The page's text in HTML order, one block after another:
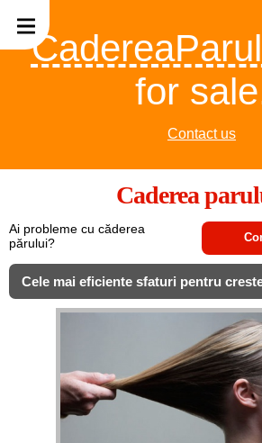
for
Contact us
Caderea
Ai probleme cu căderea
părului?